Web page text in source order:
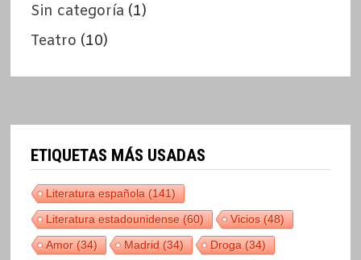
Sin categoría (1)
Teatro (10)
ETIQUETAS MÁS USADAS
Literatura española(141)
Literatura estadounidense(60) Vicios(48)
Amor(34) Madrid(34) Droga(34)